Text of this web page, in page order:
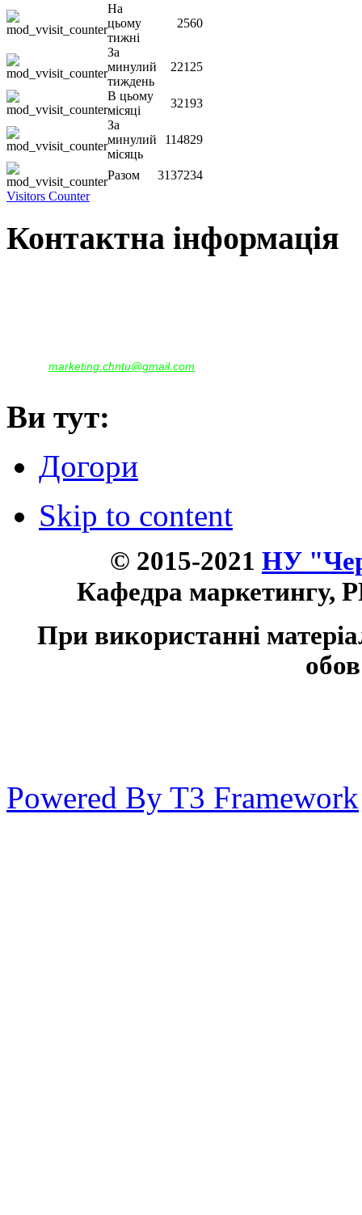
На
цьому
тижні
2560
За
минулий
тиждень
22125
В цьому
місяці
32193
За
минулий
місяць
114829
Разом
3137234
Visitors Counter
Контактна інформація
marketing.chntu@gmail.com
Ви тут:
Догори
Skip to content
© 2015-2021 НУ
Кафедра маркетингу,
При використанні
Powered By T3 Framework